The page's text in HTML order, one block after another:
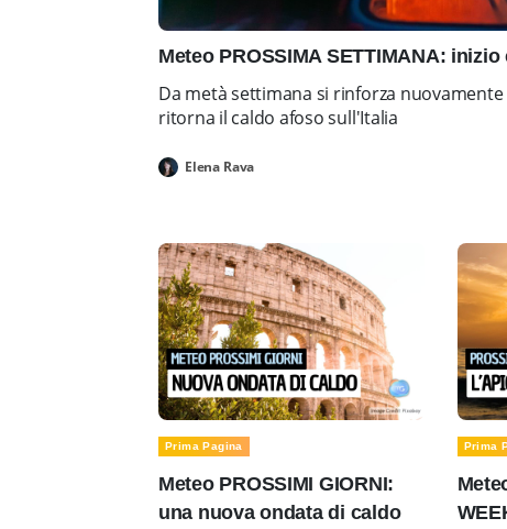
Meteo PROSSIMA SETTIMANA:
Da metà settimana si rinforza
ritorna il caldo afoso sull'Italia
Elena Rava
Prima Pagina
Meteo PROSSIMI GIORNI:
una nuova ondata di caldo
Prima